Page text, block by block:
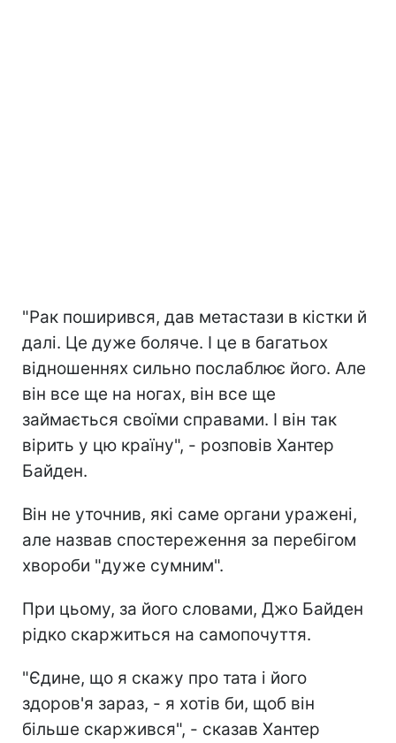
"Рак поширився, дав метастази в кістки й
далі. Це дуже боляче. І це в багатьох
відношеннях сильно послаблює його. Але
він все ще на ногах, він все ще
займається своїми справами. І він так
вірить у цю країну", - розповів Хантер
Байден.
Він не уточнив, які саме органи уражені,
але назвав спостереження за перебігом
хвороби "дуже сумним".
При цьому, за його словами, Джо Байден
рідко скаржиться на самопочуття.
"Єдине, що я скажу про тата і його
здоров'я зараз, - я хотів би, щоб він
більше скаржився", - сказав Хантер